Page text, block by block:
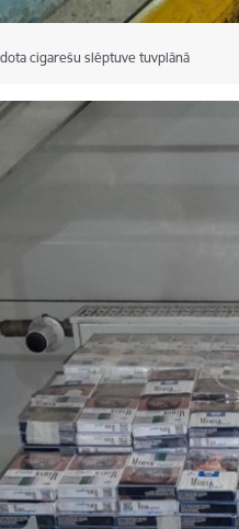
cigarešu slēptuve tuvplānā